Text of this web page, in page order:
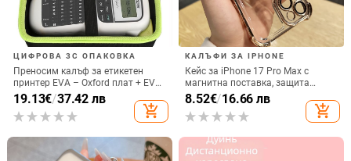
ЦИФРОВА 3C ОПАКОВКА
Преносим калъф за етикетен
принтер EVA – Oxford плат + EVA,
горещо пресовано EVA и шиене,
товароподемност 10 кг
19.13€/37.42 лв
add_shopping_cart
КАЛЪФИ ЗА IPHONE
Кейс за iPhone 17 Pro Max с
магнитна поставка, защита
срещу изпускане на четирите
ъгъла, акрилен корпус с
електроплатиран финиш
8.52€/16.66 лв
add_shopping_cart